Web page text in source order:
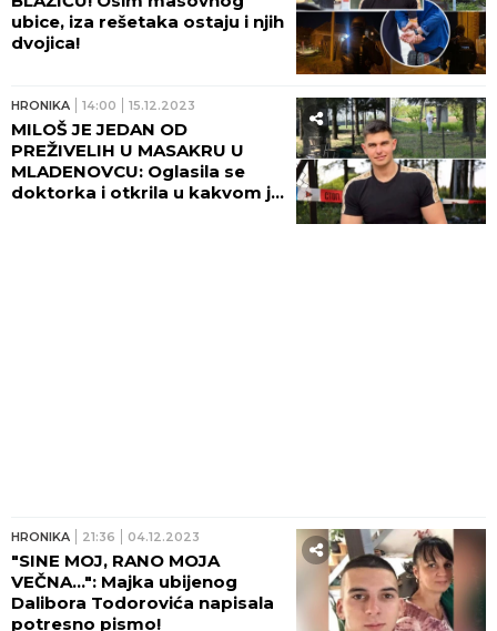
ubice, iza rešetaka ostaju i njih
dvojica!
HRONIKA 14:00 15.12.2023
MILOŠ JE JEDAN OD
PREŽIVELIH U MASAKRU U
MLADENOVCU: Oglasila se
doktorka i otkrila u kakvom je
HRONIKA 21:36 04.12.2023
"SINE MOJ, RANO MOJA
VEČNA...": Majka ubijenog
Dalibora Todorovića napisala
potresno pismo!